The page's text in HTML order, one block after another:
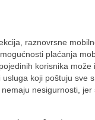
raznovrsne
plaćanja
korisnika
koji poštuju sve
nesigurnosti,